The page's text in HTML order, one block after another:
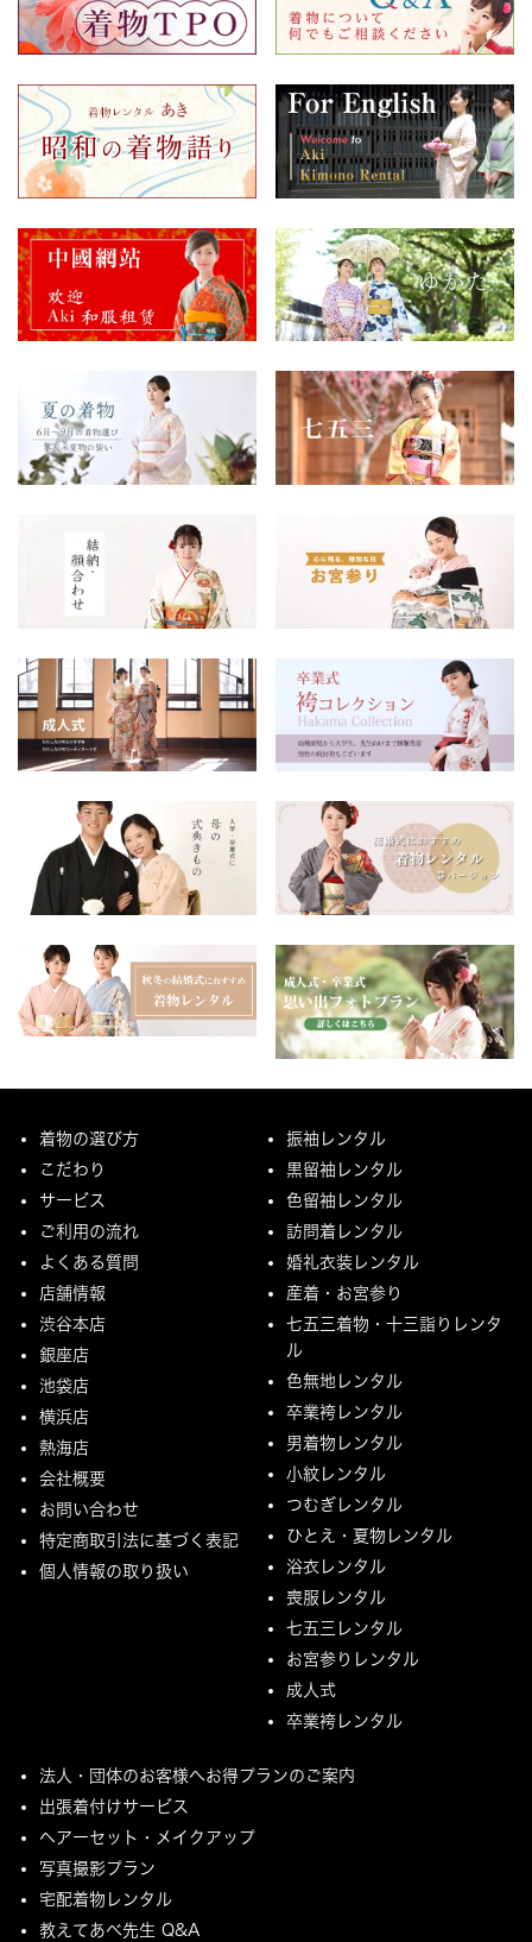
着物の選び方
こだわり
サービス
ご利用の流れ
よくある質問
店舗情報
渋谷本店
銀座店
池袋店
横浜店
熱海店
会社概要
お問い合わせ
特定商取引法に基づく表記
個人情報の取り扱い
振袖レンタル
黒留袖レンタル
色留袖レンタル
訪問着レンタル
婚礼衣装レンタル
産着・お宮参り
七五三着物・十三詣りレンタ
ル
色無地レンタル
卒業袴レンタル
男着物レンタル
小紋レンタル
つむぎレンタル
ひとえ・夏物レンタル
浴衣レンタル
喪服レンタル
七五三レンタル
お宮参りレンタル
成人式
卒業袴レンタル
法人・団体のお客様へお得プランのご案内
出張着付けサービス
ヘアーセット・メイクアップ
写真撮影プラン
宅配着物レンタル
教えてあべ先生 Q&A